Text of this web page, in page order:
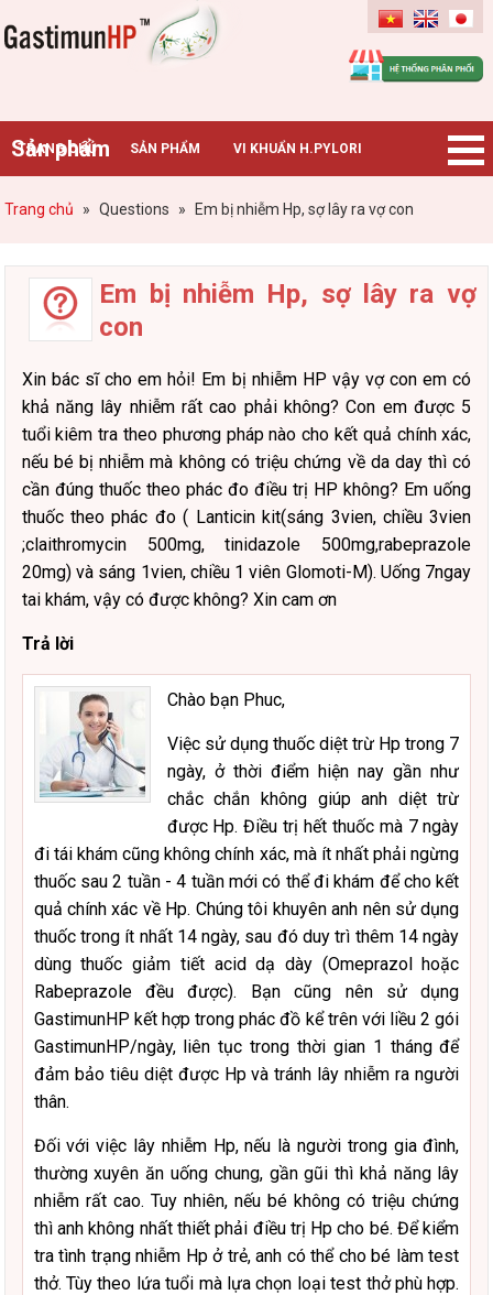
Gastimunhp
Sản phẩm
TRANG CHỦ SẢN PHẨM VI KHUẨN H.PYLORI
BỆNH DẠ DÀY TIN TỨC – SỰ KIỆN HƯỚNG DẪN MUA HÀNG
Trang chủ » Questions » Em bị nhiễm Hp, sợ lây ra vợ con
Em bị nhiễm Hp, sợ lây ra vợ
con
Xin bác sĩ cho em hỏi! Em bị nhiễm HP vậy vợ con em có
khả năng lây nhiễm rất cao phải không? Con em được 5
tuổi kiêm tra theo phương pháp nào cho kết quả chính xác,
nếu bé bị nhiễm mà không có triệu chứng về da day thì có
cần đúng thuốc theo phác đo điều trị HP không? Em uống
thuốc theo phác đo ( Lanticin kit(sáng 3vien, chiều 3vien
;claithromycin 500mg, tinidazole 500mg,rabeprazole
20mg) và sáng 1vien, chiều 1 viên Glomoti-M). Uống 7ngay
tai khám, vậy có được không? Xin cam ơn
Trả lời
Chào bạn Phuc,
Việc sử dụng thuốc diệt trừ Hp trong 7
ngày, ở thời điểm hiện nay gần như
chắc chắn không giúp anh diệt trừ
được Hp. Điều trị hết thuốc mà 7 ngày
đi tái khám cũng không chính xác, mà ít nhất phải ngừng
thuốc sau 2 tuần - 4 tuần mới có thể đi khám để cho kết
quả chính xác về Hp. Chúng tôi khuyên anh nên sử dụng
thuốc trong ít nhất 14 ngày, sau đó duy trì thêm 14 ngày
dùng thuốc giảm tiết acid dạ dày (Omeprazol hoặc
Rabeprazole đều được). Bạn cũng nên sử dụng
GastimunHP kết hợp trong phác đồ kể trên với liều 2 gói
GastimunHP/ngày, liên tục trong thời gian 1 tháng để
đảm bảo tiêu diệt được Hp và tránh lây nhiễm ra người
thân.
Đối với việc lây nhiễm Hp, nếu là người trong gia đình,
thường xuyên ăn uống chung, gần gũi thì khả năng lây
nhiễm rất cao. Tuy nhiên, nếu bé không có triệu chứng
thì anh không nhất thiết phải điều trị Hp cho bé. Để kiểm
tra tình trạng nhiễm Hp ở trẻ, anh có thể cho bé làm test
thở. Tùy theo lứa tuổi mà lựa chọn loại test thở phù hợp.